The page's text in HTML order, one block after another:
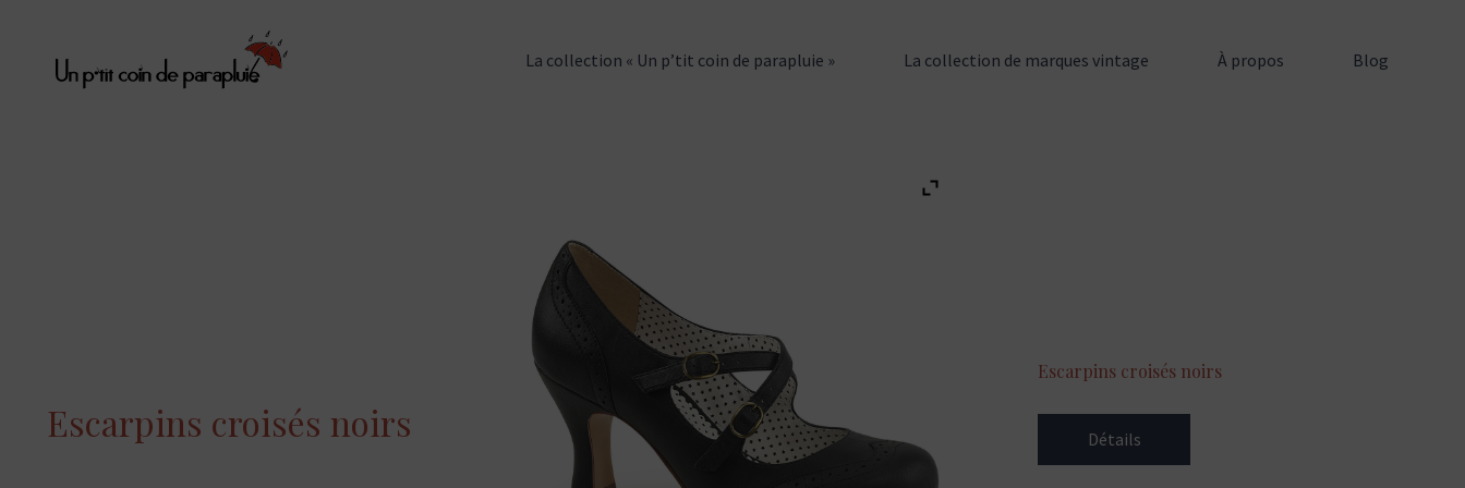
La collection « Un p’tit coin de parapluie » La collection de marques vintage À propos Blog
Escarpins croisés noirs
Escarpins croisés noirs
Détails